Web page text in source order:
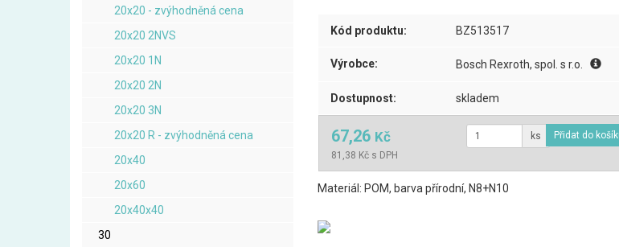
20x20 - zvýhodněná cena
20x20 2NVS
20x20 1N
20x20 2N
20x20 3N
20x20 R - zvýhodněná cena
20x40
20x60
20x40x40
30
Kód produktu: BZ513517
Výrobce: Bosch Rexroth, spol. s r.o.
Dostupnost: skladem
67,26 Kč
81,38 Kč s DPH
ks
Materiál: POM, barva přírodní, N8+N10